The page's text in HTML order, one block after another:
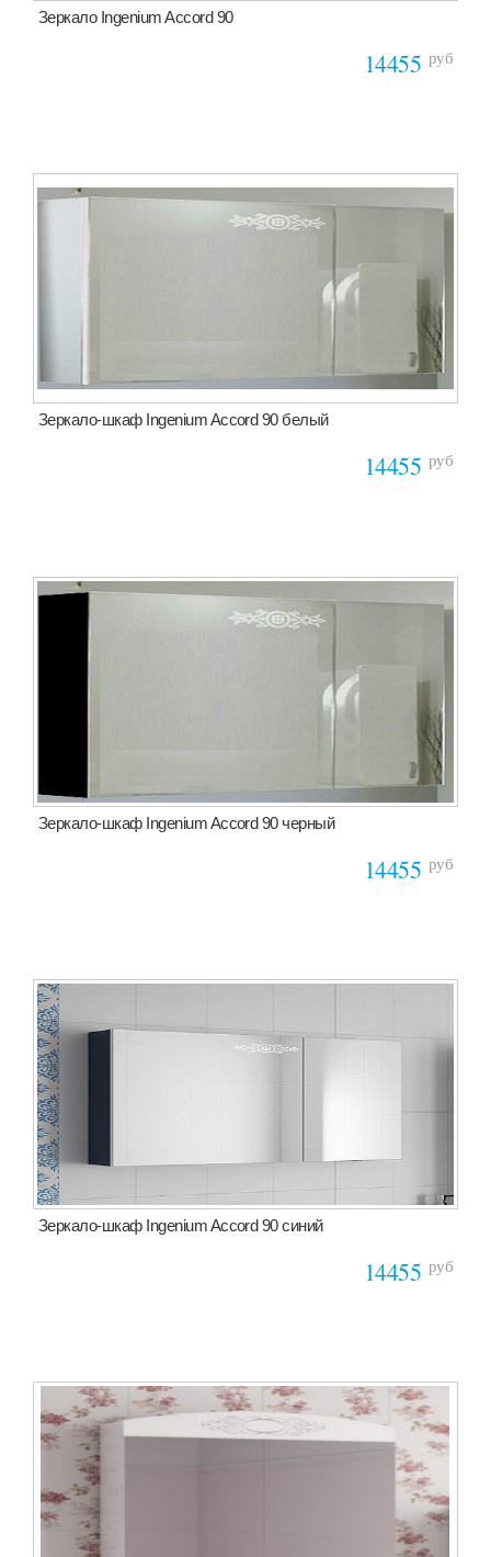
Зеркало Ingenium Accord 90
14455 руб
Зеркало-шкаф Ingenium Accord 90 белый
14455 руб
Зеркало-шкаф Ingenium Accord 90 черный
14455 руб
Зеркало-шкаф Ingenium Accord 90 синий
14455 руб